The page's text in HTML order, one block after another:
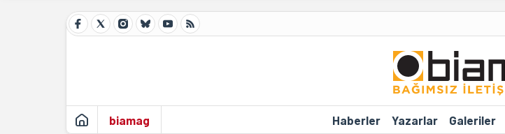
biamag Haberler Yazarlar Galeriler